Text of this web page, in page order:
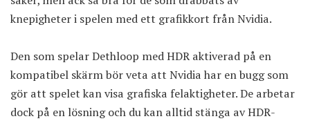
knepigheter i spelen med ett grafikkort från Nvidia.
Den som spelar Dethloop med HDR aktiverad på en
kompatibel skärm bör veta att Nvidia har en bugg som
gör att spelet kan visa grafiska felaktigheter. De arbetar
dock på en lösning och du kan alltid stänga av HDR-